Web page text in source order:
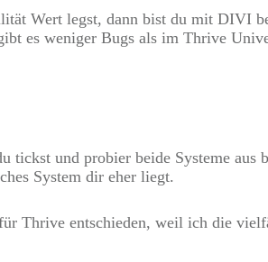
Wert legst, dann bist du mit DIVI
es weniger Bugs als im Thrive
tickst und probier beide Systeme
System dir eher liegt.
Thrive entschieden, weil ich die